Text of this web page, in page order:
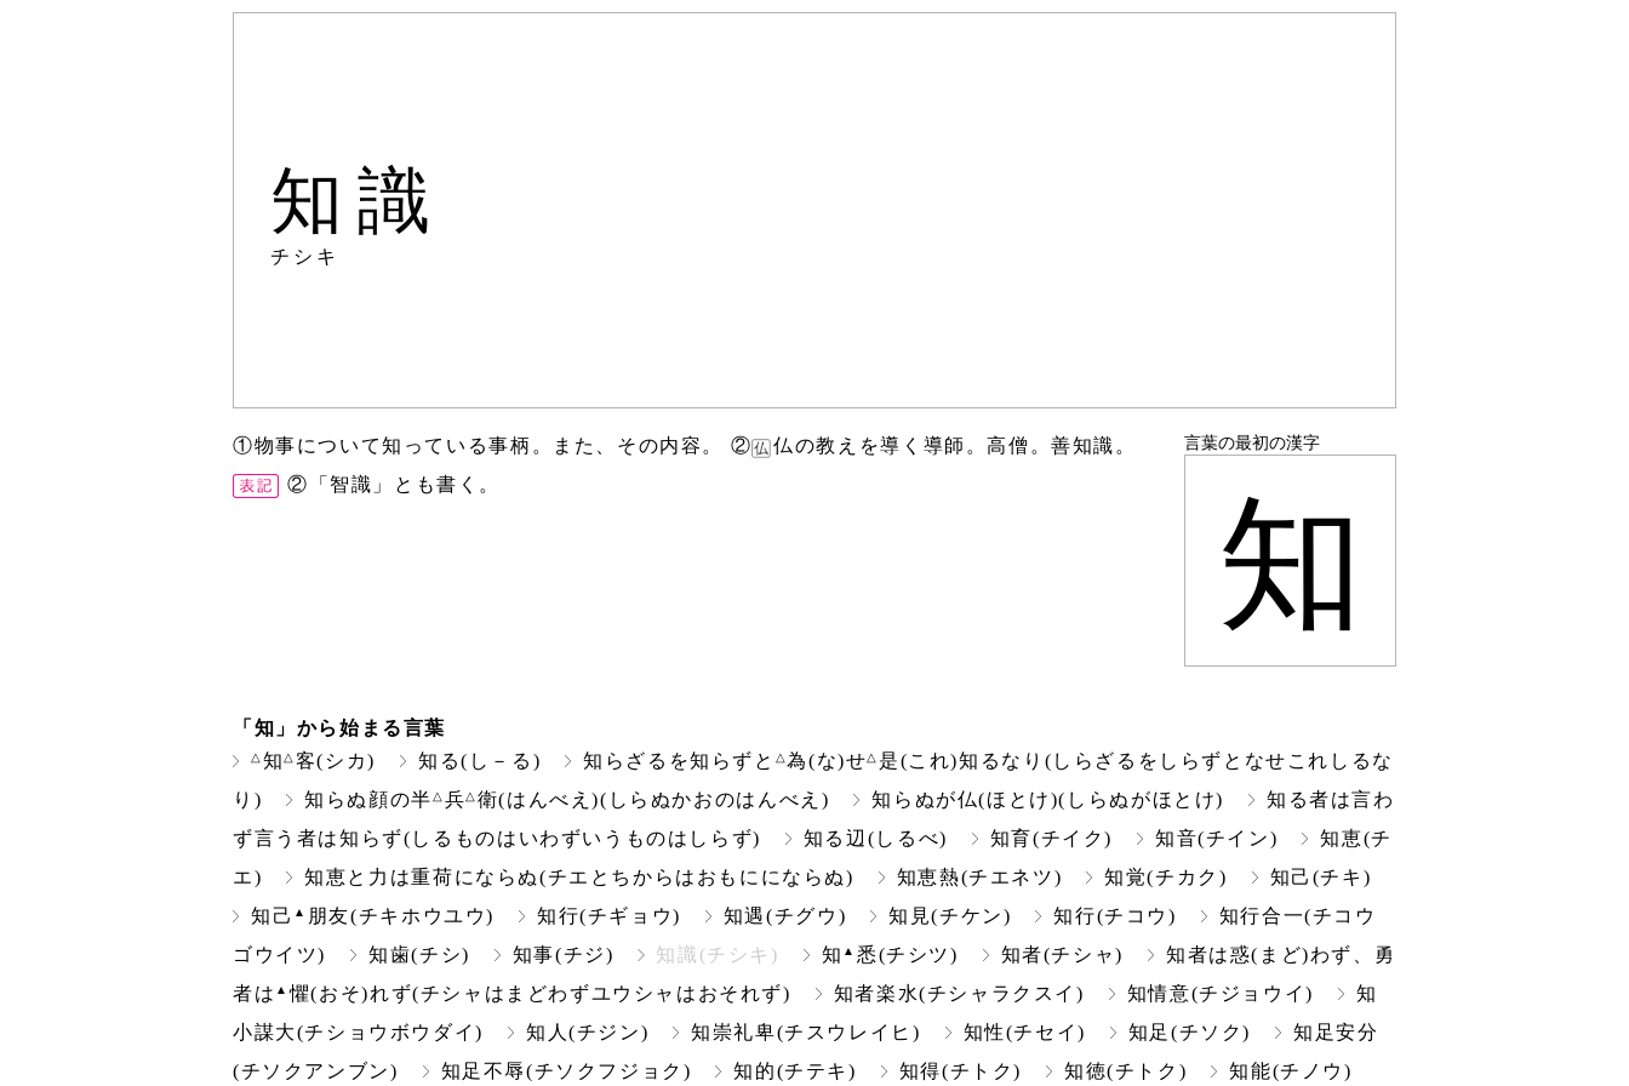
知識
チシキ
①物事について知っている事柄。また、その内容。 ②
仏の教えを導く導師。高僧。善知識。
②「智識」とも書く。
言葉の最初の漢字
知
「知」から始まる言葉
△ 知△ 客(シカ) 知る(し－る) 知らざるを知らずと △ 為(な)せ△ 是(これ)知るなり(しらざるをしらずとなせこれしるな
り)
知らぬ顔の半 △ 兵△ 衛(はんべえ)(しらぬかおのはんべえ) 知らぬが仏(ほとけ)(しらぬがほとけ)
知る者は言わ
ず言う者は知らず(しるものはいわずいうものはしらず)
知る辺(しるべ) 知育(チイク) 知音(チイン)
知恵(チ
エ)
知恵と力は重荷にならぬ(チエとちからはおもににならぬ) 知恵熱(チエネツ) 知覚(チカク)
知己(チキ)
知己 ▲ 朋友(チキホウユウ) 知行(チギョウ) 知遇(チグウ) 知見(チケン) 知行(チコウ)
知行合一(チコウ
ゴウイツ)
知歯(チシ) 知事(チジ) 知識(チシキ) 知 ▲ 悉(チシツ) 知者(チシャ)
知者は惑(まど)わず、勇
者は ▲懼(おそ)れず(チシャはまどわずユウシャはおそれず) 知者楽水(チシャラクスイ) 知情意(チジョウイ)
知
小謀大(チショウボウダイ)
知人(チジン) 知崇礼卑(チスウレイヒ) 知性(チセイ) 知足(チソク)
知足安分
(チソクアンブン)
知足不辱(チソクフジョク) 知的(チテキ) 知得(チトク) 知徳(チトク) 知能(チノウ)